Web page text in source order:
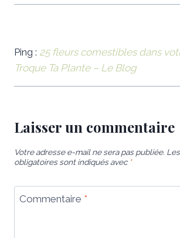
Ping : 25 fleurs comestibles dans
Troque Ta Plante – Le Blog
Laisser un commentaire
Votre adresse e-mail ne sera pas publiée.
obligatoires sont indiqués avec *
Commentaire *